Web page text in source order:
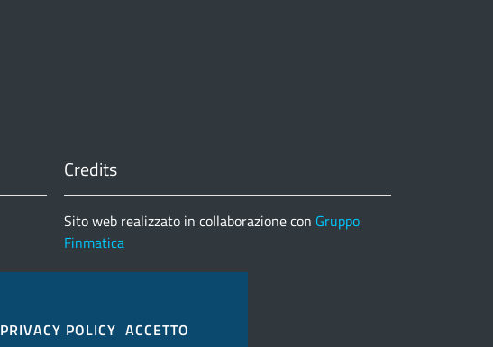
Credits
Sito web realizzato in collaborazione con Gruppo
Finmatica
Elenco completo credits
PRIVACY POLICY ACCETTO